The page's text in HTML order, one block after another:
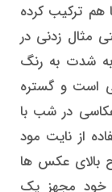
با هم ترکیب کرده
مثال زدنی در
شدت به رنگ
است و گستره
در شب با
می 9 تی با استفاده از نایت مود
بالای عکس ها
خود مجهز یک